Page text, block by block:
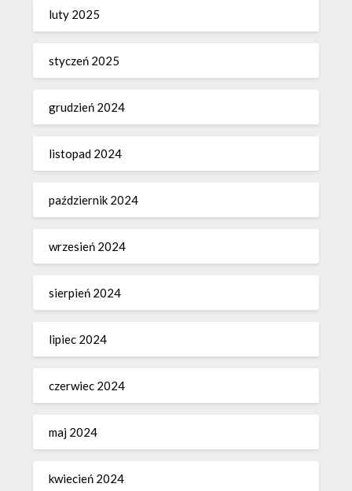
luty 2025
styczeń 2025
grudzień 2024
listopad 2024
październik 2024
wrzesień 2024
sierpień 2024
lipiec 2024
czerwiec 2024
maj 2024
kwiecień 2024